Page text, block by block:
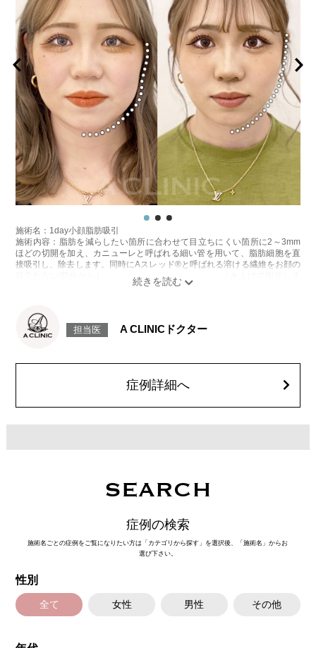
施術名：1day小顔脂肪吸引
施術内容：脂肪を減らしたい箇所に合わせて目立ちにくい箇所に2～3mm
ほどの切開を加え、カニューレと呼ばれる細い管を用いて、脂肪細胞を直
接吸引し、除去します。同時にAスレッド®と呼ばれる溶ける繊維をお顔の
目立たない部分から皮下へ挿入し、皮膚を内側から引き上げて固定しま
感などが術後一時的に生じることがございます。また、稀に貧血、細菌感
染症、左右差、施術箇所の知覚鈍麻、ぼこつき、硬結、瘢痕化、色素沈
顔の脂肪吸引箇所の追加 1ヶ所ごと+162,800円(税込)
オプション：笑気麻酔 3,300円(税込)
担当医 A CLINICドクター
症例詳細へ
SEARCH
症例の検索
施術名ごとの症例をご覧になりたい方は「カテゴリから探す」を選択後、「施術名」からお
選び下さい。
性別
全て 女性 男性 その他